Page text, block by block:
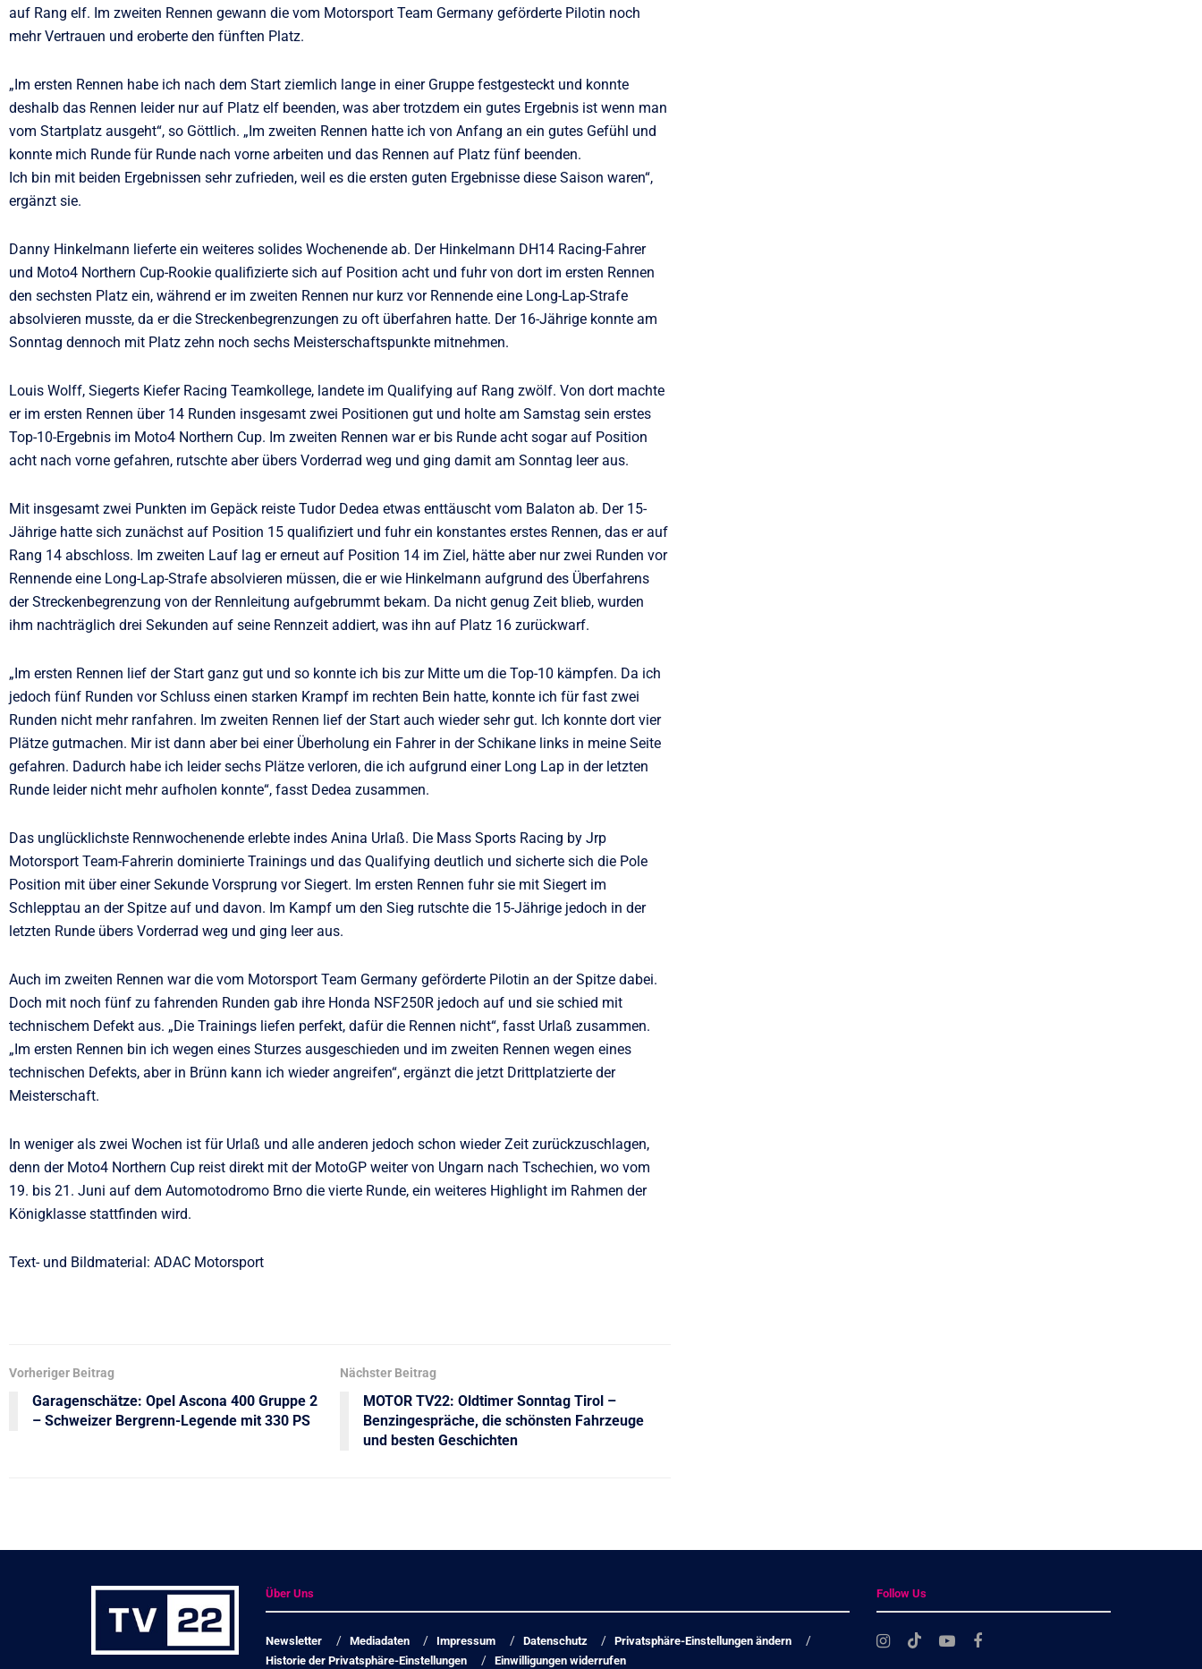
auf Rang elf. Im zweiten Rennen gewann die vom Motorsport Team Germany geförderte Pilotin noch
mehr Vertrauen und eroberte den fünften Platz.
„Im ersten Rennen habe ich nach dem Start ziemlich lange in einer Gruppe festgesteckt und konnte
deshalb das Rennen leider nur auf Platz elf beenden, was aber trotzdem ein gutes Ergebnis ist wenn man
vom Startplatz ausgeht“, so Göttlich. „Im zweiten Rennen hatte ich von Anfang an ein gutes Gefühl und
konnte mich Runde für Runde nach vorne arbeiten und das Rennen auf Platz fünf beenden.
Ich bin mit beiden Ergebnissen sehr zufrieden, weil es die ersten guten Ergebnisse diese Saison waren“,
ergänzt sie.
Danny Hinkelmann lieferte ein weiteres solides Wochenende ab. Der Hinkelmann DH14 Racing-Fahrer
und Moto4 Northern Cup-Rookie qualifizierte sich auf Position acht und fuhr von dort im ersten Rennen
den sechsten Platz ein, während er im zweiten Rennen nur kurz vor Rennende eine Long-Lap-Strafe
absolvieren musste, da er die Streckenbegrenzungen zu oft überfahren hatte. Der 16-Jährige konnte am
Sonntag dennoch mit Platz zehn noch sechs Meisterschaftspunkte mitnehmen.
Louis Wolff, Siegerts Kiefer Racing Teamkollege, landete im Qualifying auf Rang zwölf. Von dort machte
er im ersten Rennen über 14 Runden insgesamt zwei Positionen gut und holte am Samstag sein erstes
Top-10-Ergebnis im Moto4 Northern Cup. Im zweiten Rennen war er bis Runde acht sogar auf Position
acht nach vorne gefahren, rutschte aber übers Vorderrad weg und ging damit am Sonntag leer aus.
Mit insgesamt zwei Punkten im Gepäck reiste Tudor Dedea etwas enttäuscht vom Balaton ab. Der 15-
Jährige hatte sich zunächst auf Position 15 qualifiziert und fuhr ein konstantes erstes Rennen, das er auf
Rang 14 abschloss. Im zweiten Lauf lag er erneut auf Position 14 im Ziel, hätte aber nur zwei Runden vor
Rennende eine Long-Lap-Strafe absolvieren müssen, die er wie Hinkelmann aufgrund des Überfahrens
der Streckenbegrenzung von der Rennleitung aufgebrummt bekam. Da nicht genug Zeit blieb, wurden
ihm nachträglich drei Sekunden auf seine Rennzeit addiert, was ihn auf Platz 16 zurückwarf.
„Im ersten Rennen lief der Start ganz gut und so konnte ich bis zur Mitte um die Top-10 kämpfen. Da ich
jedoch fünf Runden vor Schluss einen starken Krampf im rechten Bein hatte, konnte ich für fast zwei
Runden nicht mehr ranfahren. Im zweiten Rennen lief der Start auch wieder sehr gut. Ich konnte dort vier
Plätze gutmachen. Mir ist dann aber bei einer Überholung ein Fahrer in der Schikane links in meine Seite
gefahren. Dadurch habe ich leider sechs Plätze verloren, die ich aufgrund einer Long Lap in der letzten
Runde leider nicht mehr aufholen konnte“, fasst Dedea zusammen.
Das unglücklichste Rennwochenende erlebte indes Anina Urlaß. Die Mass Sports Racing by Jrp
Motorsport Team-Fahrerin dominierte Trainings und das Qualifying deutlich und sicherte sich die Pole
Position mit über einer Sekunde Vorsprung vor Siegert. Im ersten Rennen fuhr sie mit Siegert im
Schlepptau an der Spitze auf und davon. Im Kampf um den Sieg rutschte die 15-Jährige jedoch in der
letzten Runde übers Vorderrad weg und ging leer aus.
Auch im zweiten Rennen war die vom Motorsport Team Germany geförderte Pilotin an der Spitze dabei.
Doch mit noch fünf zu fahrenden Runden gab ihre Honda NSF250R jedoch auf und sie schied mit
technischem Defekt aus. „Die Trainings liefen perfekt, dafür die Rennen nicht“, fasst Urlaß zusammen.
„Im ersten Rennen bin ich wegen eines Sturzes ausgeschieden und im zweiten Rennen wegen eines
technischen Defekts, aber in Brünn kann ich wieder angreifen“, ergänzt die jetzt Drittplatzierte der
Meisterschaft.
In weniger als zwei Wochen ist für Urlaß und alle anderen jedoch schon wieder Zeit zurückzuschlagen,
denn der Moto4 Northern Cup reist direkt mit der MotoGP weiter von Ungarn nach Tschechien, wo vom
19. bis 21. Juni auf dem Automotodromo Brno die vierte Runde, ein weiteres Highlight im Rahmen der
Königklasse stattfinden wird.
Text- und Bildmaterial: ADAC Motorsport
Vorheriger Beitrag
Garagenschätze: Opel Ascona 400 Gruppe 2
– Schweizer Bergrenn-Legende mit 330 PS
Nächster Beitrag
MOTOR TV22: Oldtimer Sonntag Tirol –
Benzingespräche, die schönsten Fahrzeuge
und besten Geschichten
Über Uns
Newsletter Mediadaten Impressum Datenschutz
Privatsphäre-Einstellungen ändern
Historie der Privatsphäre-Einstellungen
Einwilligungen widerrufen
Follow Us